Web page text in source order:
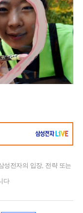
성전자의 입장, 전략 또는
다